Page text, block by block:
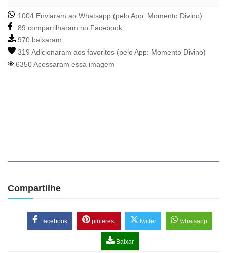
1004 Enviaram ao Whatsapp (pelo App: Momento Divino)
89 compartilharam no Facebook
970 baixaram
319 Adicionaram aos favoritos (pelo App: Momento Divino)
6350 Acessaram essa imagem
Compartilhe
facebook pinterest twitter whatsapp
Baixar